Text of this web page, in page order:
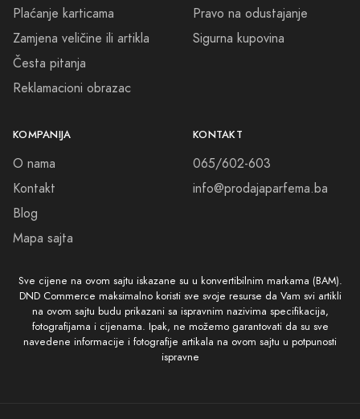
Plaćanje karticama
Zamjena veličine ili artikla
Česta pitanja
Reklamacioni obrazac
Pravo na odustajanje
Sigurna kupovina
KOMPANIJA
O nama
Kontakt
Blog
Mapa sajta
KONTAKT
065/602-603
info@prodajaparfema.ba
Sve cijene na ovom sajtu iskazane su u konvertibilnim markama (BAM).
DND Commerce maksimalno koristi sve svoje resurse da Vam svi artikli
na ovom sajtu budu prikazani sa ispravnim nazivima specifikacija,
fotografijama i cijenama. Ipak, ne možemo garantovati da su sve
navedene informacije i fotografije artikala na ovom sajtu u potpunosti
ispravne